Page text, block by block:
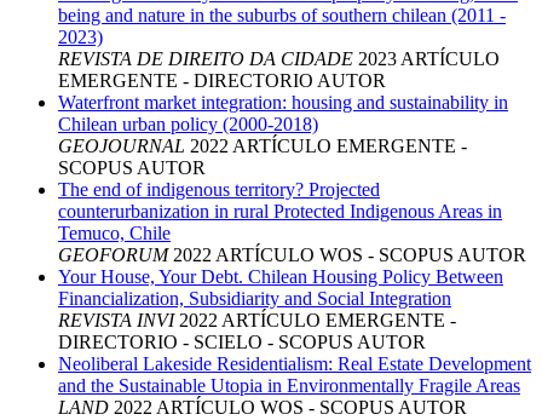
being and nature in the suburbs of southern chilean (2011 -
2023)
REVISTA DE DIREITO DA CIDADE 2023 ARTÍCULO
EMERGENTE - DIRECTORIO AUTOR
Waterfront market integration: housing and sustainability in
Chilean urban policy (2000-2018)
GEOJOURNAL 2022 ARTÍCULO EMERGENTE -
SCOPUS AUTOR
The end of indigenous territory? Projected
counterurbanization in rural Protected Indigenous Areas in
Temuco, Chile
GEOFORUM 2022 ARTÍCULO WOS - SCOPUS AUTOR
Your House, Your Debt. Chilean Housing Policy Between
Financialization, Subsidiarity and Social Integration
REVISTA INVI 2022 ARTÍCULO EMERGENTE -
DIRECTORIO - SCIELO - SCOPUS AUTOR
Neoliberal Lakeside Residentialism: Real Estate Development
and the Sustainable Utopia in Environmentally Fragile Areas
LAND 2022 ARTÍCULO WOS - SCOPUS AUTOR